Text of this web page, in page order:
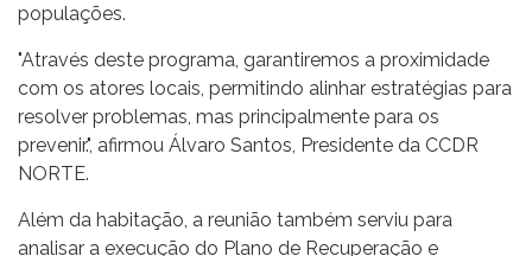
populações.
"Através deste programa, garantiremos a proximidade
com os atores locais, permitindo alinhar estratégias para
resolver problemas, mas principalmente para os
prevenir.", afirmou Álvaro Santos, Presidente da CCDR
NORTE.
Além da habitação, a reunião também serviu para
analisar a execução do Plano de Recuperação e